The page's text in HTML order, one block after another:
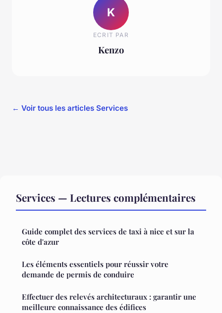
K
ECRIT PAR
Kenzo
← Voir tous les articles Services
Services — Lectures complémentaires
Guide complet des services de taxi à nice et sur la
côte d'azur
Les éléments essentiels pour réussir votre
demande de permis de conduire
Effectuer des relevés architecturaux : garantir une
meilleure connaissance des édifices